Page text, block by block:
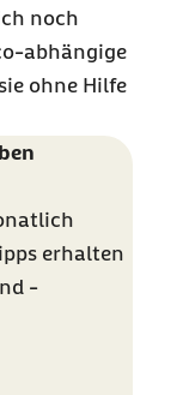
noch
abhängige
ohne Hilfe
erhalten
-